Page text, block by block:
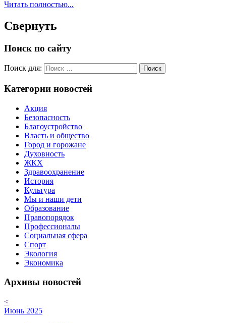
Читать полностью...
Свернуть
Поиск по сайту
Поиск для: Поиск
Категории новостей
Акция
Безопасность
Благоустройство
Власть и общество
Город и горожане
Духовность
ЖКХ
Здравоохранение
История
Культура
Мы и наши дети
Образование
Правопорядок
Профессионалы
Социальная сфера
Спорт
Экология
Экономика
Архивы новостей
<
Июнь 2025